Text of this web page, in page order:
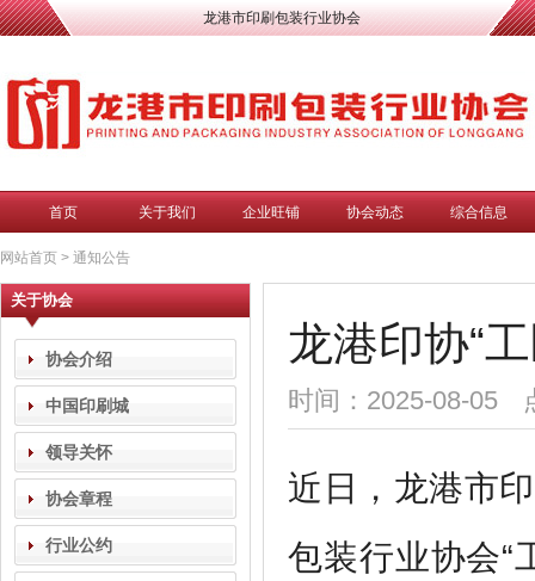
龙港市印刷包装行业协会
首页 关于我们 企业旺铺 协会动态 综合信息
网站首页 > 通知公告
关于协会
协会介绍
中国印刷城
领导关怀
协会章程
行业公约
龙港印协“
时间：2025-08-05
近日，龙港市
包装行业协会“